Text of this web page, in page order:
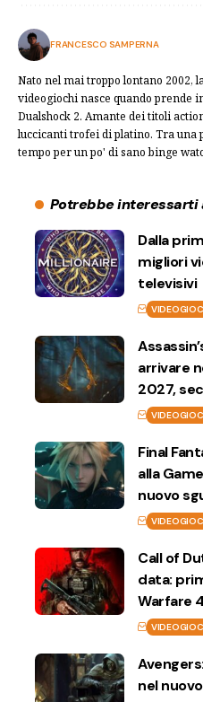
FRANCESCO SAMPERNA
Nato nel mai troppo lontano 2002,
videogiochi nasce quando prende
Dualshock 2. Amante dei titoli
luccicanti trofei di platino. Tra una
tempo per un po' di sano binge
Potrebbe interessarti
Dalla
migliori
televisivi
arrivare
2027,
Final
alla
nuovo
Call of
data:
Warfare
nel